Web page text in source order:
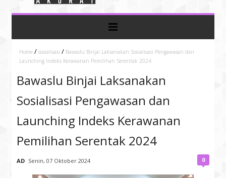
Home / sosialisasi / Bawaslu Binjai Laksanakan Sosialisasi Pengawasan dan
Launching Indeks Kerawanan Pemilihan Serentak 2024
Bawaslu Binjai Laksanakan
Sosialisasi Pengawasan dan
Launching Indeks Kerawanan
Pemilihan Serentak 2024
AD Senin, 07 Oktober 2024 0